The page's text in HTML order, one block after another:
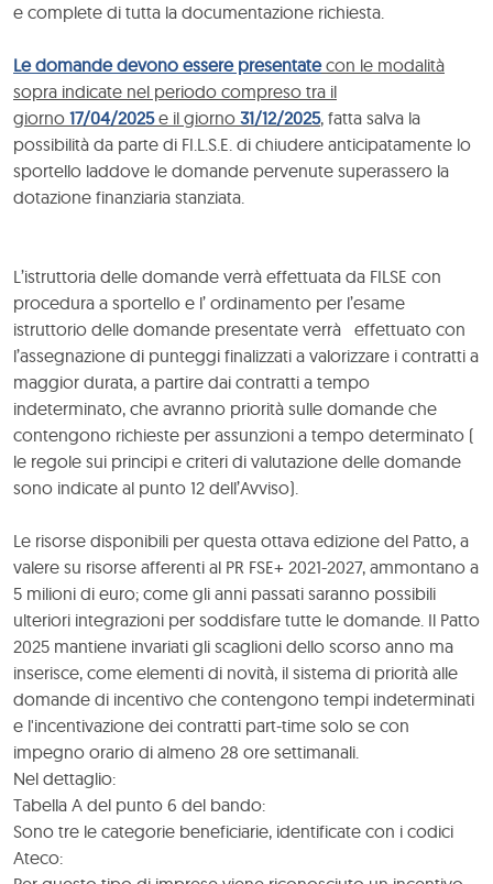
e complete di tutta la documentazione richiesta.
Le domande devono essere presentatecon le modalità
sopra indicate nel periodo compreso tra il
giorno 17/04/2025e il giorno 31/12/2025, fatta salva la
possibilità da parte di FI.L.S.E. di chiudere anticipatamente lo
sportello laddove le domande pervenute superassero la
dotazione finanziaria stanziata.
L’istruttoria delle domande verrà effettuata da FILSE con
procedura a sportello e l’ ordinamento per l’esame
istruttorio delle domande presentate verrà effettuato con
l’assegnazione di punteggi finalizzati a valorizzare i contratti a
maggior durata, a partire dai contratti a tempo
indeterminato, che avranno priorità sulle domande che
contengono richieste per assunzioni a tempo determinato (
le regole sui principi e criteri di valutazione delle domande
sono indicate al punto 12 dell’Avviso).
Le risorse disponibili per questa ottava edizione del Patto, a
valere su risorse afferenti al PR FSE+ 2021-2027, ammontano a
5 milioni di euro; come gli anni passati saranno possibili
ulteriori integrazioni per soddisfare tutte le domande. Il Patto
2025 mantiene invariati gli scaglioni dello scorso anno ma
inserisce, come elementi di novità, il sistema di priorità alle
domande di incentivo che contengono tempi indeterminati
e l'incentivazione dei contratti part-time solo se con
impegno orario di almeno 28 ore settimanali.
Nel dettaglio:
Tabella A del punto 6 del bando:
Sono tre le categorie beneficiarie, identificate con i codici
Ateco: